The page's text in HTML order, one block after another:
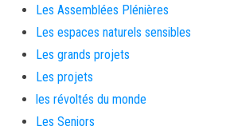
Les Assemblées Plénières
Les espaces naturels sensibles
Les grands projets
Les projets
les révoltés du monde
Les Seniors